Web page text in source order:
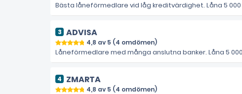
Bästa låneförmedlare vid låg kreditvärdighet. Låna 5 000
ADVISA
4,8 av 5 (4 omdömen)
Låneförmedlare med många anslutna banker. Låna 5 000
ZMARTA
4,8 av 5 (4 omdömen)